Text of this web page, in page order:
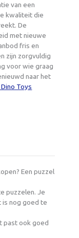
van een
kwaliteit die
De
met nieuwe
fris en
zijn zorgvuldig
voor wie graag
naar het
Toys
Een puzzel
puzzelen. Je
is nog goed te
past ook goed